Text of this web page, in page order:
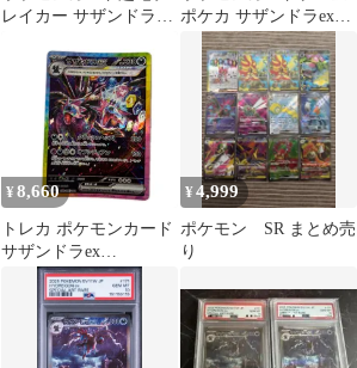
レイカー サザンドラex
2パック
ポケカ サザンドラex
SAR SV8-133 SV8 拡張
パック「超電ブレイカ
ー」 トレカ TCG 264
¥ 8,660
トレカ ポケモンカード
サザンドラex
133/106/SV8/B SAR
¥4,999
ポケモン SR まとめ売
り